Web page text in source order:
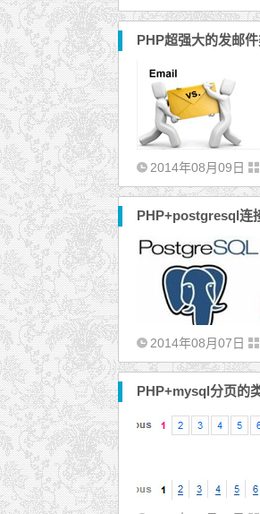
PHP超强大的发邮
2014年08月09日
PHP+postgresql连
2014年08月07日
PHP+mysql分页的